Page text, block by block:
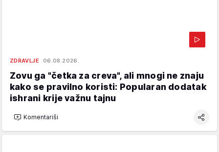
ZDRAVLJE 06.08.2026.
Zovu ga "četka za creva", ali mnogi ne znaju
kako se pravilno koristi: Popularan dodatak
ishrani krije važnu tajnu
Komentariši